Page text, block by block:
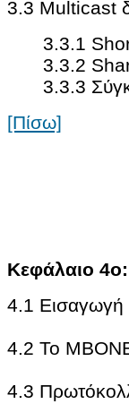
3.3 Multicast
3.3.1
3.3.2
3.3.3
[Πίσω]
Κεφάλαιο
4.1 Εισαγωγή
4.2 Το
4.3